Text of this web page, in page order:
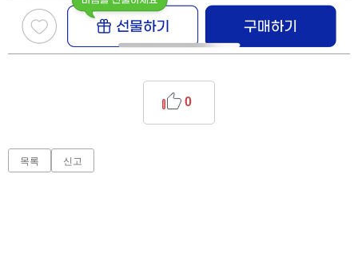
0
목록 신고